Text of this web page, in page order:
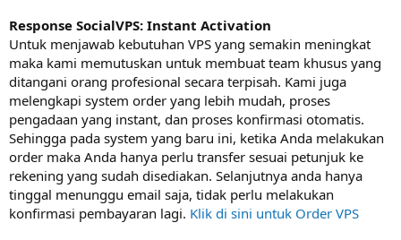
Response SocialVPS: Instant Activation
Untuk menjawab kebutuhan VPS yang semakin meningkat
maka kami memutuskan untuk membuat team khusus yang
ditangani orang profesional secara terpisah. Kami juga
melengkapi system order yang lebih mudah, proses
pengadaan yang instant, dan proses konfirmasi otomatis.
Sehingga pada system yang baru ini, ketika Anda melakukan
order maka Anda hanya perlu transfer sesuai petunjuk ke
rekening yang sudah disediakan. Selanjutnya anda hanya
tinggal menunggu email saja, tidak perlu melakukan
konfirmasi pembayaran lagi. Klik di sini untuk Order VPS